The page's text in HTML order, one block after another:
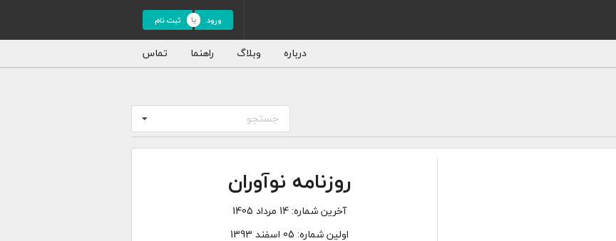
ورود ثبت نام
درباره وبلاگ راهنما تماس
جستجو
روزنامه نوآوران
آخرین شماره:14 مرداد 1405
اولین شماره: 05 اسفند 1393